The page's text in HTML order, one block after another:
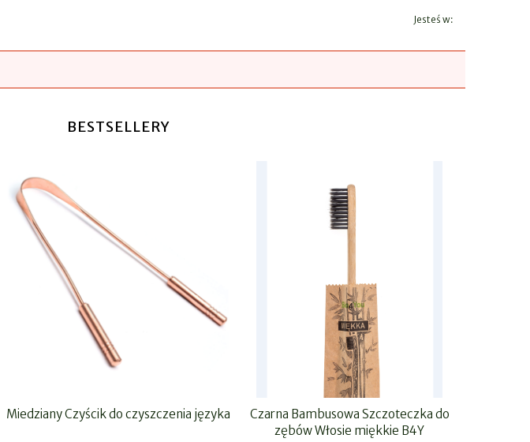
Jesteś w:
BESTSELLERY
Miedziany Czyścik do czyszczenia języka
Czarna Bambusowa Szczoteczka do
zębów Włosie miękkie B4Y